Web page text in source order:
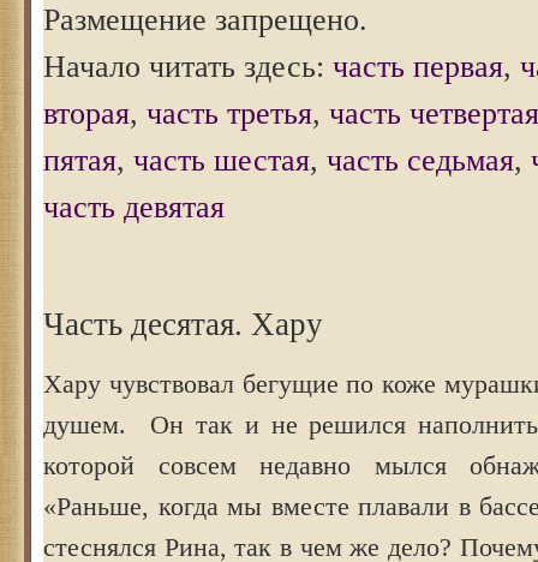
Размещение запрещено.
Начало читать здесь: часть первая,
вторая, часть третья, часть четвертая
пятая, часть шестая, часть седьмая,
часть девятая
Часть деcятая. Хару
Хару чувствовал бегущие по коже
душем. Он так и не решился
которой совсем недавно мылся
«Раньше, когда мы вместе плавали в
стеснялся Рина, так в чем же дело?